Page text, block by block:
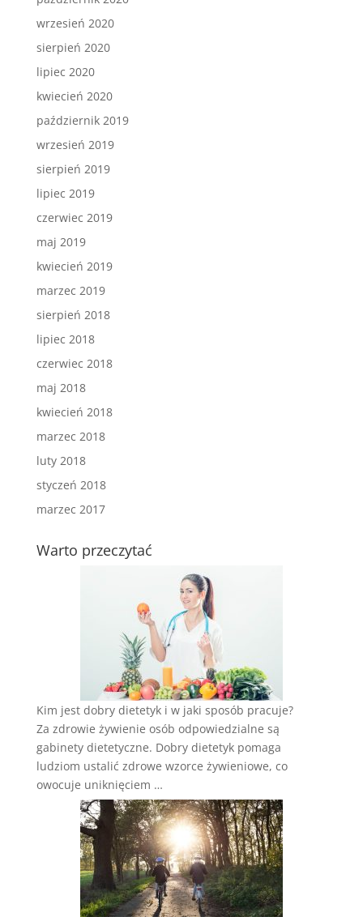
wrzesień 2020
sierpień 2020
lipiec 2020
kwiecień 2020
październik 2019
wrzesień 2019
sierpień 2019
lipiec 2019
czerwiec 2019
maj 2019
kwiecień 2019
marzec 2019
sierpień 2018
lipiec 2018
czerwiec 2018
maj 2018
kwiecień 2018
marzec 2018
luty 2018
styczeń 2018
marzec 2017
Warto przeczytać
Kim jest dobry dietetyk i w jaki sposób pracuje?
Za zdrowie żywienie osób odpowiedzialne są
gabinety dietetyczne. Dobry dietetyk pomaga
ludziom ustalić zdrowe wzorce żywieniowe, co
owocuje uniknięciem …